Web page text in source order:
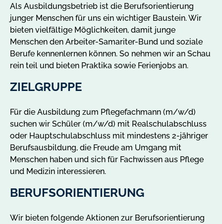
Als Ausbildungsbetrieb ist die Berufsorientierung
junger Menschen für uns ein wichtiger Baustein. Wir
bieten vielfältige Möglichkeiten, damit junge
Menschen den Arbeiter-Samariter-Bund und soziale
Berufe kennenlernen können. So nehmen wir an Schau
rein teil und bieten Praktika sowie Ferienjobs an.
ZIELGRUPPE
Für die Ausbildung zum Pflegefachmann (m/w/d)
suchen wir Schüler (m/w/d) mit Realschulabschluss
oder Hauptschulabschluss mit mindestens 2-jähriger
Berufsausbildung, die Freude am Umgang mit
Menschen haben und sich für Fachwissen aus Pflege
und Medizin interessieren.
BERUFSORIENTIERUNG
Wir bieten folgende Aktionen zur Berufsorientierung